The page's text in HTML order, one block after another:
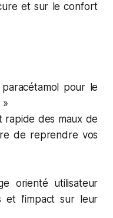
et sur le confort
pour le
»
rapide des maux de
de reprendre vos
orienté utilisateur
et l’impact sur leur